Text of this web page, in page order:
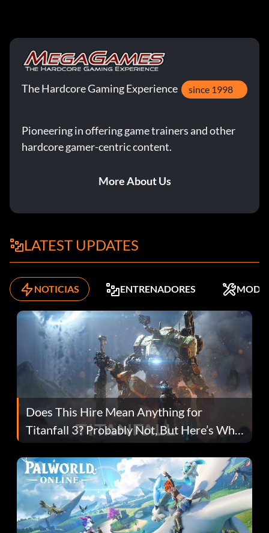
The Hardcore Gaming Experience since 1998
Pioneering in offering game trainers and other
hardcore gamer-centric content.
More About Us
LATEST UPDATES
NOTICIAS ENTRENADORES MODS
Does This Hire Mean Anything for
Titanfall 3? Probably Not, But Here’s Why
Fans Are Hopeful